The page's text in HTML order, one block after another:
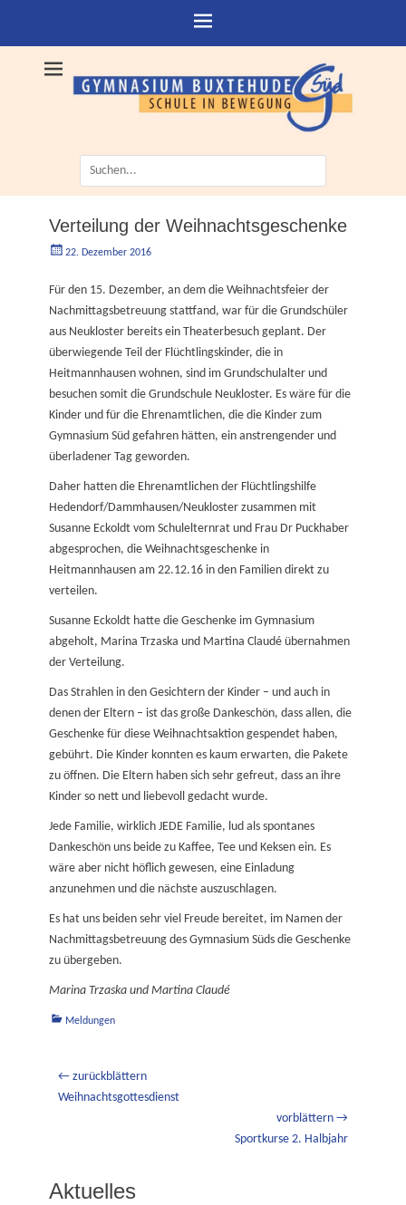
Suche
nach:
Verteilung der Weihnachtsgeschenke
Geschrieben
22. Dezember 2016
Für den 15. Dezember, an dem die Weihnachtsfeier der
Nachmittagsbetreuung stattfand, war für die Grundschüler
aus Neukloster bereits ein Theaterbesuch geplant. Der
überwiegende Teil der Flüchtlingskinder, die in
Heitmannhausen wohnen, sind im Grundschulalter und
besuchen somit die Grundschule Neukloster. Es wäre für die
Kinder und für die Ehrenamtlichen, die die Kinder zum
Gymnasium Süd gefahren hätten, ein anstrengender und
überladener Tag geworden.
Daher hatten die Ehrenamtlichen der Flüchtlingshilfe
Hedendorf/Dammhausen/Neukloster zusammen mit
Susanne Eckoldt vom Schulelternrat und Frau Dr Puckhaber
abgesprochen, die Weihnachtsgeschenke in
Heitmannhausen am 22.12.16 in den Familien direkt zu
verteilen.
Susanne Eckoldt hatte die Geschenke im Gymnasium
abgeholt, Marina Trzaska und Martina Claudé übernahmen
der Verteilung.
Das Strahlen in den Gesichtern der Kinder – und auch in
denen der Eltern – ist das große Dankeschön, dass allen, die
Geschenke für diese Weihnachtsaktion gespendet haben,
gebührt. Die Kinder konnten es kaum erwarten, die Pakete
zu öffnen. Die Eltern haben sich sehr gefreut, dass an ihre
Kinder so nett und liebevoll gedacht wurde.
Jede Familie, wirklich JEDE Familie, lud als spontanes
Dankeschön uns beide zu Kaffee, Tee und Keksen ein. Es
wäre aber nicht höflich gewesen, eine Einladung
anzunehmen und die nächste auszuschlagen.
Es hat uns beiden sehr viel Freude bereitet, im Namen der
Nachmittagsbetreuung des Gymnasium Süds die Geschenke
zu übergeben.
Marina Trzaska und Martina Claudé
Kategorien
Meldungen
Beitragsnavigation
← zurückblättern
Vorheriger
Weihnachtsgottesdienst
vorblättern →
Sportkurse 2. Halbjahr
Aktuelles